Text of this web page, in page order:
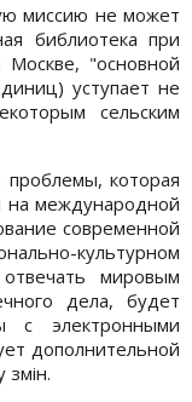
миссию не может
библиотека при
"основной
уступает не
сельским
которая
на международной
современной
культурном
мировым
дела, будет
с электронными
дополнительной